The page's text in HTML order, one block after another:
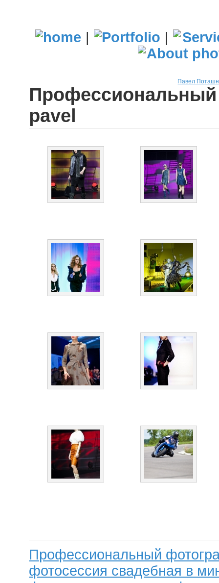
| |
Павел
pavel
Профессиональный
фотосессия свадебная в